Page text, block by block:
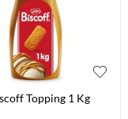
Topping 1 Kg